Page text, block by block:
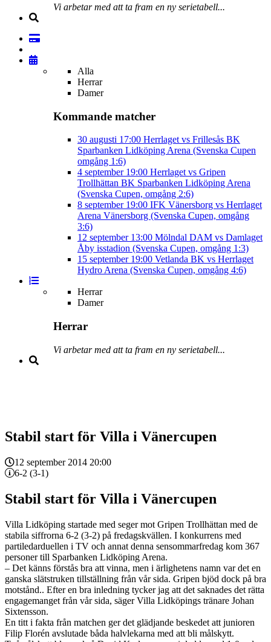
Vi arbetar med att ta fram en ny serietabell...
Alla
Herrar
Damer
Kommande matcher
30 augusti 17:00 Herrlaget vs Frillesås BK
Sparbanken Lidköping Arena (Svenska Cupen
omgång 1:6)
4 september 19:00 Herrlaget vs Gripen
Trollhättan BK Sparbanken Lidköping Arena
(Svenska Cupen, omgång 2:6)
8 september 19:00 IFK Vänersborg vs Herrlaget
Arena Vänersborg (Svenska Cupen, omgång
3:6)
12 september 13:00 Mölndal DAM vs Damlaget
Åby isstadion (Svenska Cupen, omgång 1:3)
15 september 19:00 Vetlanda BK vs Herrlaget
Hydro Arena (Svenska Cupen, omgång 4:6)
Herrar
Damer
Herrar
Vi arbetar med att ta fram en ny serietabell...
Stabil start för Villa i Vänercupen
12 september 2014 20:00
6-2 (3-1)
Stabil start för Villa i Vänercupen
Villa Lidköping startade med seger mot Gripen Trollhättan med de
stabila siffrorna 6-2 (3-2) på fredagskvällen. I konkurrens med
partiledarduellen i TV och annat denna sensommarfredag kom 367
personer till Sparbanken Lidköping Arena.
– Det känns förstås bra att vinna, men i ärlighetens namn var det en
ganska slätstruken tillställning från vår sida. Gripen bjöd dock på bra
motstånd.. Efter en bra inledning tycker jag att det saknades det rätta
engagemanget från vår sida, säger Villa Lidköpings tränare Johan
Sixtensson.
En titt i fakta från matchen ger det glädjande beskedet att junioren
Filip Florén avslutade båda halvlekarna med att bli målskytt.